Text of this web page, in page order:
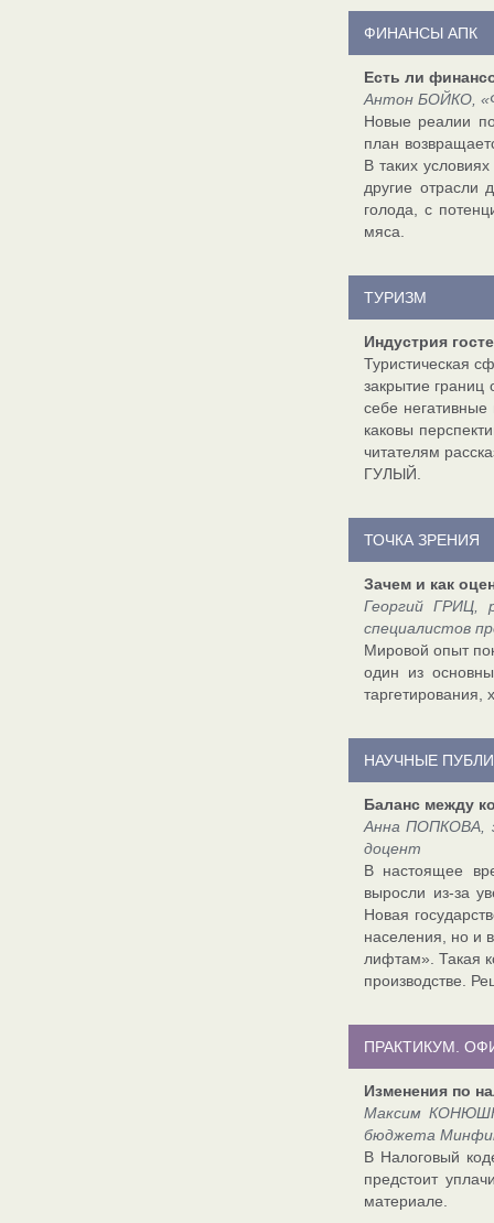
ФИНАНСЫ АПК
Есть ли
Антон БОЙКО,
Новые реалии
план
В таких
другие отрасли
голода, с
мяса.
ТУРИЗМ
Индустрия
Туристическая
закрытие границ
себе
каковы
читателям
ГУЛЫЙ.
ТОЧКА ЗРЕНИЯ
Зачем и как
Георгий ГРИЦ,
специалистов
Мировой опыт
один из
таргетирования,
НАУЧНЫЕ
Баланс между
Анна ПОПКОВА,
доцент
В настоящее
выросли из-за
Новая
населения, но и
лифтам». Такая
производстве.
ПРАКТИКУМ.
Изменения по
Максим
бюджета
В Налоговый
предстоит
материале.